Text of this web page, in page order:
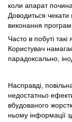
коли апарат
Доводиться чекати
виконання
Часто в побуті
Користувач
парадоксально,
Насправді,
недостатньо
вбудованого
ньому інформації